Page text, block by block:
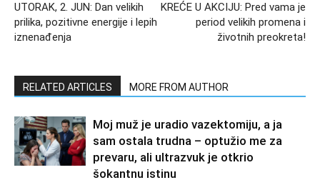
UTORAK, 2. JUN: Dan velikih
prilika, pozitivne energije i lepih
iznenađenja
KREĆE U AKCIJU: Pred vama je
period velikih promena i
životnih preokreta!
RELATED ARTICLES MORE FROM AUTHOR
Moj muž je uradio vazektomiju, a ja
sam ostala trudna – optužio me za
prevaru, ali ultrazvuk je otkrio
šokantnu istinu